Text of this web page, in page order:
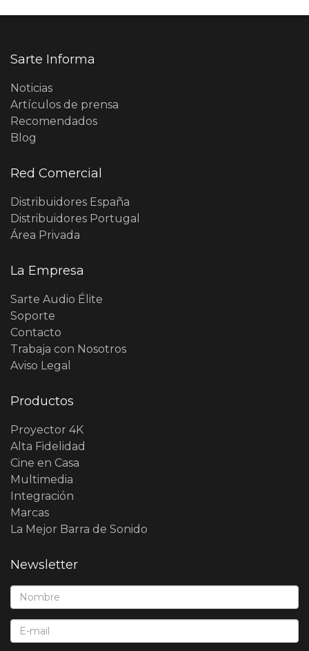
Sarte Informa
Noticias
Artículos de prensa
Recomendados
Blog
Red Comercial
Distribuidores España
Distribuidores Portugal
Área Privada
La Empresa
Sarte Audio Élite
Soporte
Contacto
Trabaja con Nosotros
Aviso Legal
Productos
Proyector 4K
Alta Fidelidad
Cine en Casa
Multimedia
Integración
Marcas
La Mejor Barra de Sonido
Newsletter
Nombre*:
E-Mail*: